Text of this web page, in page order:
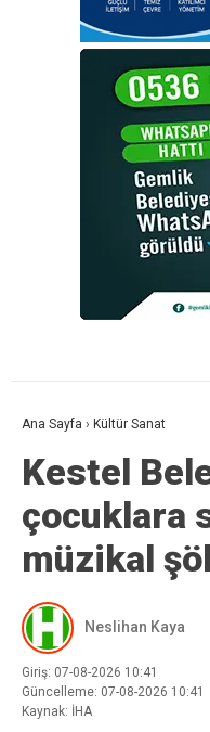
Ana Sayfa › Kültür Sanat
Kestel
çocuklara
müzikal
Neslihan Kaya
Giriş: 07-08-2026 10:41
Güncelleme: 07-08-2026 10:41
Kaynak: İHA